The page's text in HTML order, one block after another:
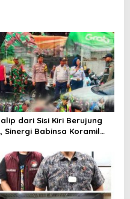
dari Sisi Kiri Berujung
Sinergi Babinsa Koramil
Tiga Pilar Bergerak
Tangani Kecelakaan Lalu
di Kemanggisan